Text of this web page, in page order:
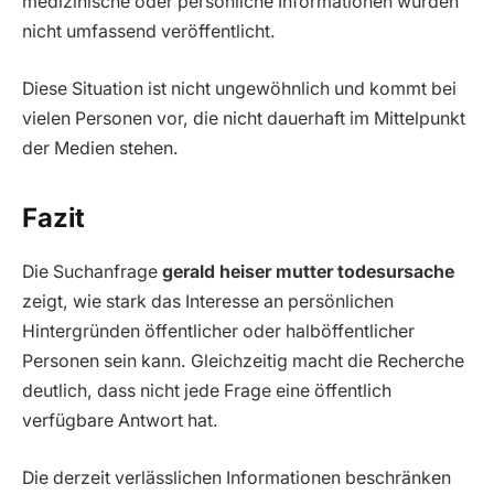
nicht umfassend veröffentlicht.
Diese Situation ist nicht ungewöhnlich und kommt bei
vielen Personen vor, die nicht dauerhaft im Mittelpunkt
der Medien stehen.
Fazit
Die Suchanfrage gerald heiser mutter todesursache
zeigt, wie stark das Interesse an persönlichen
Hintergründen öffentlicher oder halböffentlicher
Personen sein kann. Gleichzeitig macht die Recherche
deutlich, dass nicht jede Frage eine öffentlich
verfügbare Antwort hat.
Die derzeit verlässlichen Informationen beschränken